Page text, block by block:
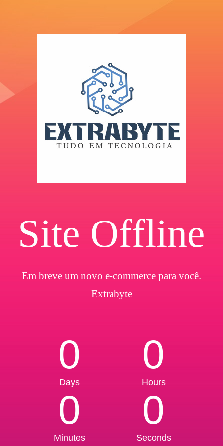
Site Offline
Em breve um novo e-commerce para você.
Extrabyte
0
Days
0
Hours
0
Minutes
0
Seconds